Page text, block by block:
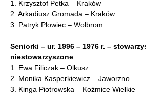
1. Krzysztof Petka – Kraków
2. Arkadiusz Gromada – Kraków
3. Patryk Płowiec – Wolbrom
Seniorki – ur. 1996 – 1976 r. –
niestowarzyszone
1. Ewa Filiczak – Olkusz
2. Monika Kasperkiewicz – Jaworzno
3. Kinga Piotrowska – Koźmice Wielkie